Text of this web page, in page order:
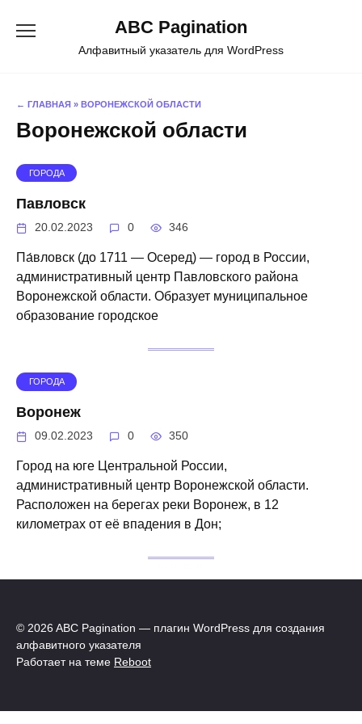
ABC Pagination
Алфавитный указатель для WordPress
← ГЛАВНАЯ » ВОРОНЕЖСКОЙ ОБЛАСТИ
Воронежской области
ГОРОДА
Павловск
20.02.2023 0 346
Па́вловск (до 1711 — Осеред) — город в России,
административный центр Павловского района
Воронежской области. Образует муниципальное
образование городское
ГОРОДА
Воронеж
09.02.2023 0 350
Город на юге Центральной России,
административный центр Воронежской области.
Расположен на берегах реки Воронеж, в 12
километрах от её впадения в Дон;
© 2026 ABC Pagination — плагин WordPress для создания
алфавитного указателя
Работает на теме Reboot